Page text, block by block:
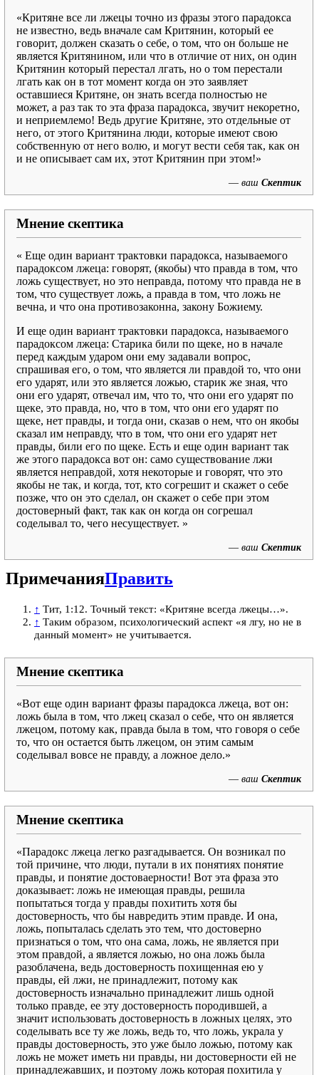
«Критяне все ли лжецы точно из фразы этого парадокса
не известно, ведь вначале сам Критянин, который ее
говорит, должен сказать о себе, о том, что он больше не
является Критянином, или что в отличие от них, он один
Критянин который перестал лгать, но о том перестали
лгать как он в тот момент когда он это заявляет
оставшиеся Критяне, он знать всегда полностью не
может, а раз так то эта фраза парадокса, звучит некоретно,
и неприемлемо! Ведь другие Критяне, это отдельные от
него, от этого Критянина люди, которые имеют свою
собственную от него волю, и могут вести себя так, как он
и не описывает сам их, этот Критянин при этом!»
— ваш Скептик
Мнение скептика
« Еще один вариант трактовки парадокса, называемого
парадоксом лжеца: говорят, (якобы) что правда в том, что
ложь существует, но это неправда, потому что правда не в
том, что существует ложь, а правда в том, что ложь не
вечна, и что она противозаконна, закону Божиему.
И еще один вариант трактовки парадокса, называемого
парадоксом лжеца: Старика били по щеке, но в начале
перед каждым ударом они ему задавали вопрос,
спрашивая его, о том, что является ли правдой то, что они
его ударят, или это является ложью, старик же зная, что
они его ударят, отвечал им, что то, что они его ударят по
щеке, это правда, но, что в том, что они его ударят по
щеке, нет правды, и тогда они, сказав о нем, что он якобы
сказал им неправду, что в том, что они его ударят нет
правды, били его по щеке. Есть и еще один вариант так
же этого парадокса вот он: само существование лжи
является неправдой, хотя некоторые и говорят, что это
якобы не так, и когда, тот, кто согрешит и скажет о себе
позже, что он это сделал, он скажет о себе при этом
достоверный факт, так как он когда он согрешал
соделывал то, чего несуществует. »
— ваш Скептик
ПримечанияПравить
↑ Тит, 1:12. Точный текст: «Критяне всегда лжецы…».
↑ Таким образом, психологический аспект «я лгу, но не в
данный момент» не учитывается.
Мнение скептика
«Вот еще один вариант фразы парадокса лжеца, вот он:
ложь была в том, что лжец сказал о себе, что он является
лжецом, потому как, правда была в том, что говоря о себе
то, что он остается быть лжецом, он этим самым
соделывал вовсе не правду, а ложное дело.»
— ваш Скептик
Мнение скептика
«Парадокс лжеца легко разгадывается. Он возникал по
той причине, что люди, путали в их понятиях понятие
правды, и понятие достоваерности! Вот эта фраза это
доказывает: ложь не имеющая правды, решила
попытаться тогда у правды похитить хотя бы
достоверность, что бы навредить этим правде. И она,
ложь, попыталась сделать это тем, что достоверно
признаться о том, что она сама, ложь, не является при
этом правдой, а является ложью, но она ложь была
разоблачена, ведь достоверность похищенная ею у
правды, ей лжи, не принадлежит, потому как
достоверность изначально принадлежит лишь одной
только правде, ее эту достоверность породившей, а
значит использовать достоверность в ложных целях, это
соделывать все ту же ложь, ведь то, что ложь, украла у
правды достоверность, это уже было ложью, потому как
ложь не может иметь ни правды, ни достоверности ей не
принадлежавших, и поэтому ложь которая похитила у